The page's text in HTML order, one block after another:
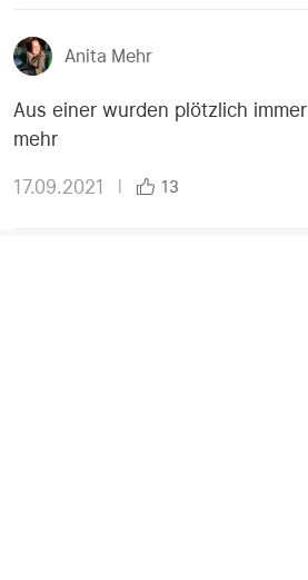
Anita Mehr
Aus einer wurden plötzlich immer
mehr
17.09.2021 13